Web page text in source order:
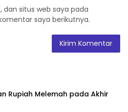
dan situs web saya pada
saya berikutnya.
Rupiah Melemah pada Akhir